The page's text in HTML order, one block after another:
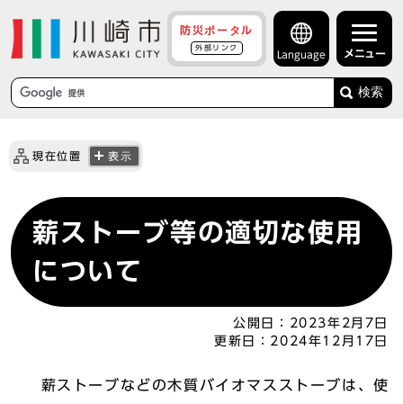
防災ポータル
外部リンク
Language メニュー
検索
現在位置 表示
薪ストーブ等の適切な使用
について
公開日：
2023年2月7日
更新日： 2024年12月17日
薪ストーブなどの木質バイオマスストーブは、使